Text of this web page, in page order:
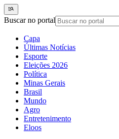
Buscar no portal
Capa
Últimas Notícias
Esporte
Eleições 2026
Política
Minas Gerais
Brasil
Mundo
Agro
Entretenimento
Eloos